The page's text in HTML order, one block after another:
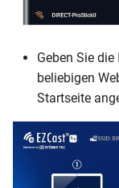
Geben Sie
beliebigen
Startseite